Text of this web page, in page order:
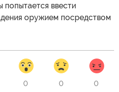
ввести
оружием посредством
0 0 0